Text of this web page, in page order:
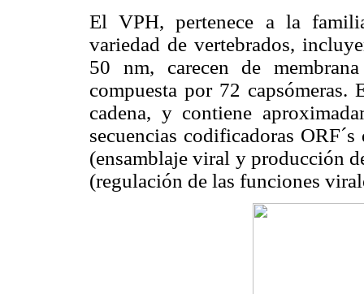
El VPH, pertenece a la
variedad de vertebrados,
50 nm, carecen de
compuesta por 72
cadena, y contiene
secuencias codificadoras
(ensamblaje viral y producción
(regulación de las funciones